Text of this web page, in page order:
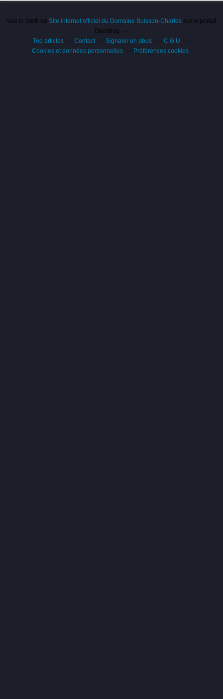
Voir le profil de Site internet officiel du Domaine Buisson-Charlessur le portail
Overblog
Top articles
Contact Signaler un abus
C.G.U.
Cookies et données personnelles
Préférences cookies